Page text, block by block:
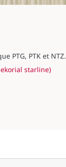
PTG, PTK et NTZ.
starline)